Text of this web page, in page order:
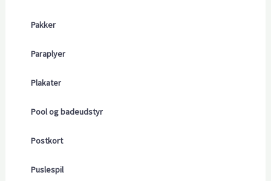
Pakker
Paraplyer
Plakater
Pool og badeudstyr
Postkort
Puslespil